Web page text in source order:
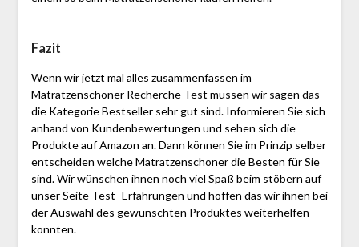
Fazit
Wenn wir jetzt mal alles zusammenfassen im
Matratzenschoner Recherche Test müssen wir sagen das
die Kategorie Bestseller sehr gut sind. Informieren Sie sich
anhand von Kundenbewertungen und sehen sich die
Produkte auf Amazon an. Dann können Sie im Prinzip selber
entscheiden welche Matratzenschoner die Besten für Sie
sind. Wir wünschen ihnen noch viel Spaß beim stöbern auf
unser Seite Test- Erfahrungen und hoffen das wir ihnen bei
der Auswahl des gewünschten Produktes weiterhelfen
konnten.